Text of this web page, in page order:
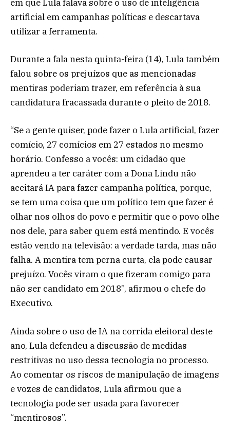
em que Lula falava sobre o uso de inteligência
artificial em campanhas políticas e descartava
utilizar a ferramenta.
Durante a fala nesta quinta-feira (14), Lula também
falou sobre os prejuízos que as mencionadas
mentiras poderiam trazer, em referência à sua
candidatura fracassada durante o pleito de 2018.
“Se a gente quiser, pode fazer o Lula artificial, fazer
comício, 27 comícios em 27 estados no mesmo
horário. Confesso a vocês: um cidadão que
aprendeu a ter caráter com a Dona Lindu não
aceitará IA para fazer campanha política, porque,
se tem uma coisa que um político tem que fazer é
olhar nos olhos do povo e permitir que o povo olhe
nos dele, para saber quem está mentindo. E vocês
estão vendo na televisão: a verdade tarda, mas não
falha. A mentira tem perna curta, ela pode causar
prejuízo. Vocês viram o que fizeram comigo para
não ser candidato em 2018”, afirmou o chefe do
Executivo.
Ainda sobre o uso de IA na corrida eleitoral deste
ano, Lula defendeu a discussão de medidas
restritivas no uso dessa tecnologia no processo.
Ao comentar os riscos de manipulação de imagens
e vozes de candidatos, Lula afirmou que a
tecnologia pode ser usada para favorecer
“mentirosos”.